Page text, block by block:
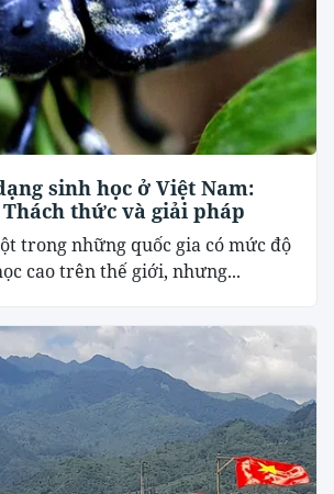
sinh học ở Việt Nam:
thức và giải pháp
trong những quốc gia có mức độ
cao trên thế giới, nhưng...